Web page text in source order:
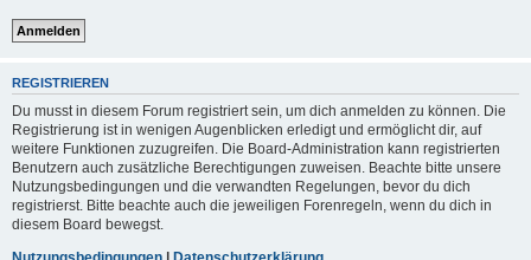
REGISTRIEREN
Du musst in diesem Forum registriert sein, um dich anmelden zu können. Die
Registrierung ist in wenigen Augenblicken erledigt und ermöglicht dir, auf
weitere Funktionen zuzugreifen. Die Board-Administration kann registrierten
Benutzern auch zusätzliche Berechtigungen zuweisen. Beachte bitte unsere
Nutzungsbedingungen und die verwandten Regelungen, bevor du dich
registrierst. Bitte beachte auch die jeweiligen Forenregeln, wenn du dich in
diesem Board bewegst.